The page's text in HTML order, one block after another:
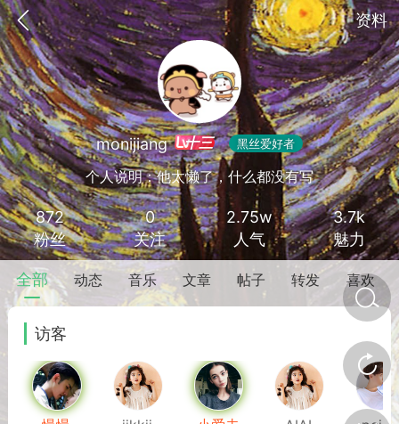
资料
金币/会员充值
我的宠物 摇钱树 匿名吐槽 挑战大比拼
monijiang 十三 黑丝爱好者
个人说明：他太懒了，什么都没有写
872
粉丝
0
关注
2.75w
人气
3.7k
魅力
全部 动态 音乐 文章 帖子 转发 喜欢
访客